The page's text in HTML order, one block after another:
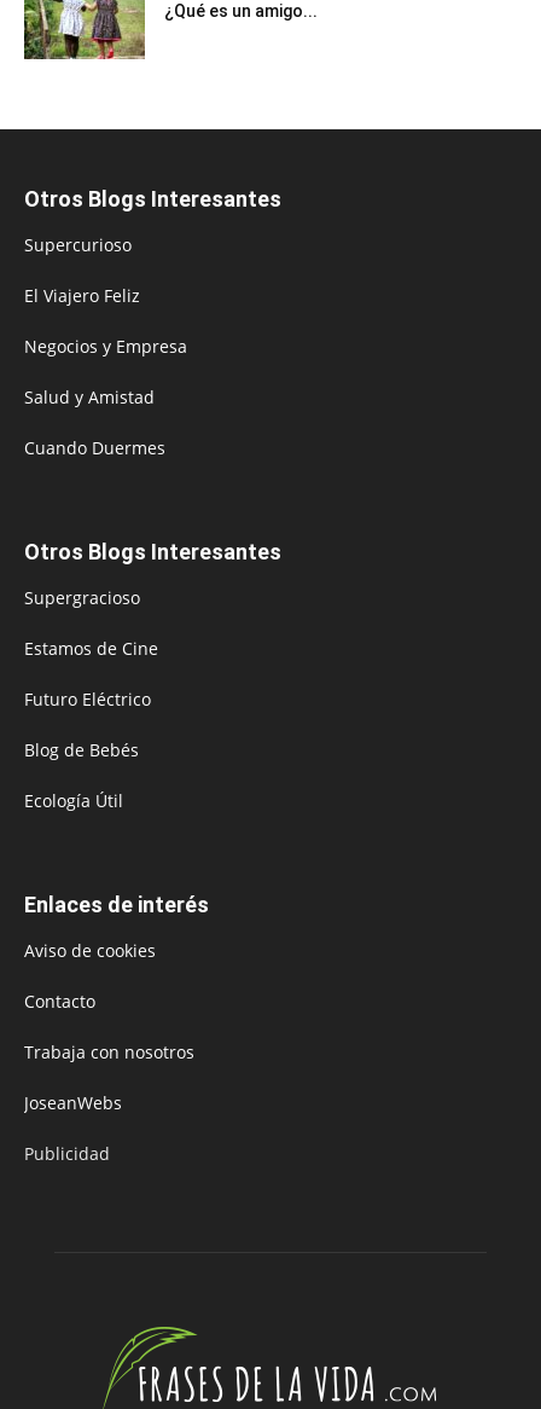
¿Qué es un amigo...
Otros Blogs Interesantes
Supercurioso
El Viajero Feliz
Negocios y Empresa
Salud y Amistad
Cuando Duermes
Otros Blogs Interesantes
Supergracioso
Estamos de Cine
Futuro Eléctrico
Blog de Bebés
Ecología Útil
Enlaces de interés
Aviso de cookies
Contacto
Trabaja con nosotros
JoseanWebs
Publicidad